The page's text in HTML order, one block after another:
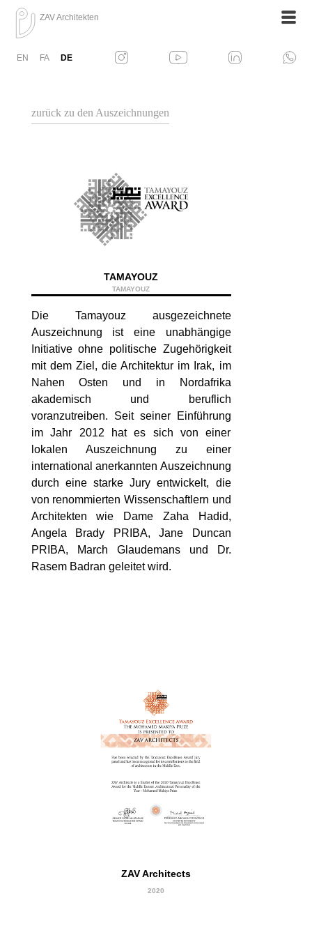
ZAV Architekten
EN FA DE
zurück zu den Auszeichnungen
TAMAYOUZ
TAMAYOUZ
Die Tamayouz ausgezeichnete
Auszeichnung ist eine unabhängige
Initiative ohne politische Zugehörigkeit
mit dem Ziel, die Architektur im Irak, im
Nahen Osten und in Nordafrika
akademisch und beruflich
voranzutreiben. Seit seiner Einführung
im Jahr 2012 hat es sich von einer
lokalen Auszeichnung zu einer
international anerkannten Auszeichnung
durch eine starke Jury entwickelt, die
von renommierten Wissenschaftlern und
Architekten wie Dame Zaha Hadid,
Angela Brady PRIBA, Jane Duncan
PRIBA, March Glaudemans und Dr.
Rasem Badran geleitet wird.
Finalist
ZAV Architects
2020